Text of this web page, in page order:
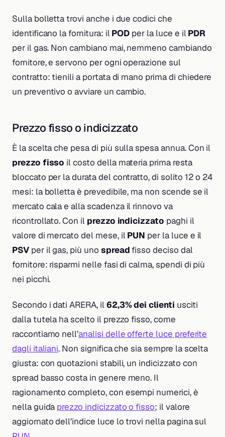
Sulla bolletta trovi anche i due codici che
identificano la fornitura: ilPOD per la luce e ilPDR
per il gas. Non cambiano mai, nemmeno cambiando
fornitore, e servono per ogni operazione sul
contratto: tienili a portata di mano prima di chiedere
un preventivo o avviare un cambio.
Prezzo fisso o indicizzato
È la scelta che pesa di più sulla spesa annua. Con il
prezzo fisso il costo della materia prima resta
bloccato per la durata del contratto, di solito 12 o 24
mesi: la bolletta è prevedibile, ma non scende se il
mercato cala e alla scadenza il rinnovo va
ricontrollato. Con il prezzo indicizzato paghi il
valore di mercato del mese, ilPUN per la luce e il
PSVper il gas, più uno spread fisso deciso dal
fornitore: risparmi nelle fasi di calma, spendi di più
nei picchi.
Secondo i dati ARERA, il62,3% dei clienti usciti
dalla tutela ha scelto il prezzo fisso, come
raccontiamo nell’analisi delle offerte luce preferite
dagli italiani. Non significa che sia sempre la scelta
giusta: con quotazioni stabili, un indicizzato con
spread basso costa in genere meno. Il
ragionamento completo, con esempi numerici, è
nella guida prezzo indicizzato o fisso; il valore
aggiornato dell’indice luce lo trovi nella pagina sul